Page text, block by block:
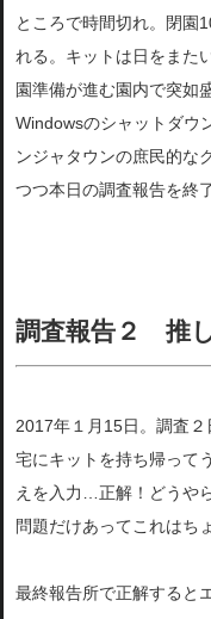
ところで時間切れ。閉園
れる。キットは日をまた
園準備が進む園内で突如
Windowsのシャットダウ
ンジャタウンの庶民的な
つつ本日の調査報告を終
調査報告２ 推
2017年１月15日。調査
宅にキットを持ち帰って
えを入力…正解！どうや
問題だけあってこれはち
最終報告所で正解すると